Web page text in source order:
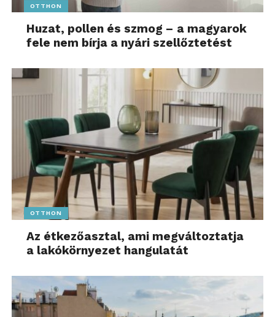
OTTHON
Huzat, pollen és szmog – a magyarok
fele nem bírja a nyári szellőztetést
OTTHON
Az étkezőasztal, ami megváltoztatja
a lakókörnyezet hangulatát